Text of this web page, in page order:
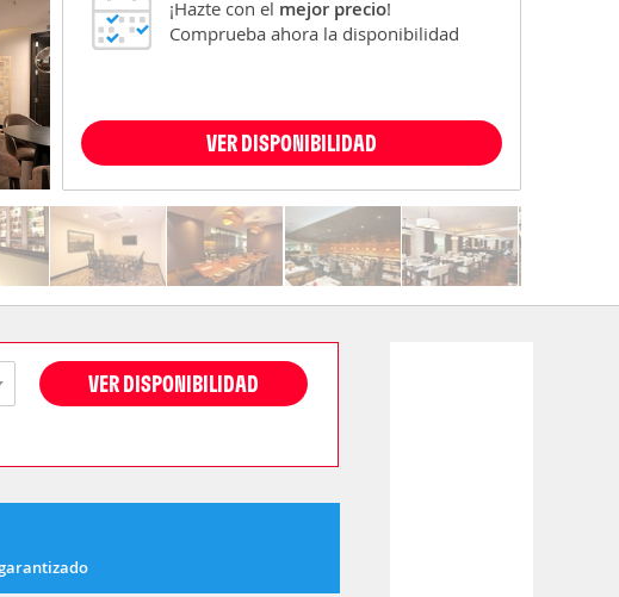
¡Hazte con el mejor precio!
Comprueba ahora la disponibilidad
VER DISPONIBILIDAD
VER DISPONIBILIDAD